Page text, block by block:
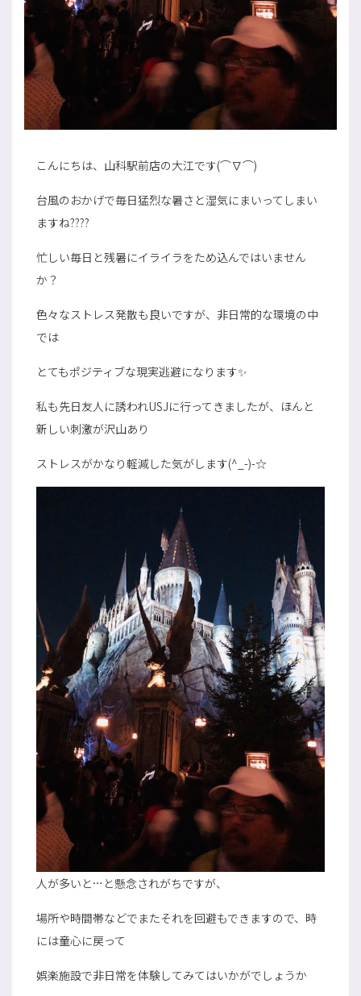
こんにちは、山科駅前店の大江です(⌒∇⌒)
台風のおかげで毎日猛烈な暑さと湿気にまいってしまい
ますね????
忙しい毎日と残暑にイライラをため込んではいません
か？
色々なストレス発散も良いですが、非日常的な環境の中
では
とてもポジティブな現実逃避になります✨
私も先日友人に誘われUSJに行ってきましたが、ほんと
新しい刺激が沢山あり
ストレスがかなり軽減した気がします(^_-)-☆
人が多いと…と懸念されがちですが、
場所や時間帯などでまたそれを回避もできますので、時
には童心に戻って
娯楽施設で非日常を体験してみてはいかがでしょうか